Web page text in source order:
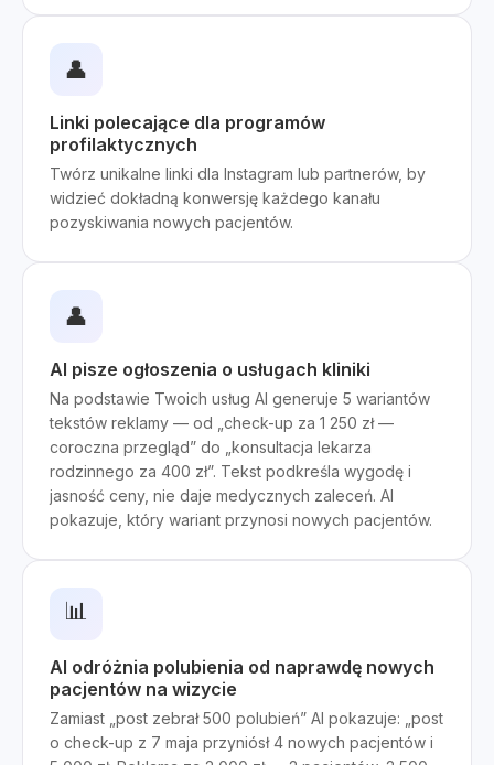
👤
Linki polecające dla programów
profilaktycznych
Twórz unikalne linki dla Instagram lub partnerów, by
widzieć dokładną konwersję każdego kanału
pozyskiwania nowych pacjentów.
👤
AI pisze ogłoszenia o usługach kliniki
Na podstawie Twoich usług AI generuje 5 wariantów
tekstów reklamy — od „check-up za 1 250 zł —
coroczna przegląd” do „konsultacja lekarza
rodzinnego za 400 zł”. Tekst podkreśla wygodę i
jasność ceny, nie daje medycznych zaleceń. AI
pokazuje, który wariant przynosi nowych pacjentów.
📊
AI odróżnia polubienia od naprawdę nowych
pacjentów na wizycie
Zamiast „post zebrał 500 polubień” AI pokazuje: „post
o check-up z 7 maja przyniósł 4 nowych pacjentów i